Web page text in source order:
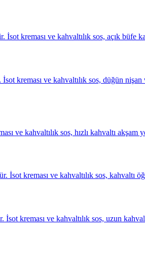
kreması ve kahvaltılık sos, açık büfe
kreması ve kahvaltılık sos, düğün
ve kahvaltılık sos, hızlı kahvaltı
kreması ve kahvaltılık sos, kahvaltı
kreması ve kahvaltılık sos, uzun